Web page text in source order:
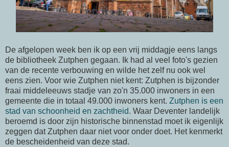
De afgelopen week ben ik op een vrij middagje eens langs
de bibliotheek Zutphen gegaan. Ik had al veel foto's gezien
van de recente verbouwing en wilde het zelf nu ook wel
eens zien. Voor wie Zutphen niet kent: Zutphen is bijzonder
fraai middeleeuws stadje van zo'n 35.000 inwoners in een
gemeente die in totaal 49.000 inwoners kent. Zutphen is een
stad van schoonheid en zachtheid. Waar Deventer landelijk
beroemd is door zijn historische binnenstad moet ik eigenlijk
zeggen dat Zutphen daar niet voor onder doet. Het kenmerkt
de bescheidenheid van deze stad.